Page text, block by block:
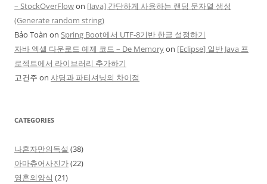
– StockOverFlowon [Java] 간단하게 사용하는 랜덤 문자열 생성
(Generate random string)
Bảo Toàn on Spring Boot에서 UTF-8기반 한글 설정하기
자바 엑셀 다운로드 예제 코드 – De Memoryon [Eclipse] 일반 Java 프
로젝트에서 라이브러리 추가하기
고건주 on 샤딩과 파티셔닝의 차이점
CATEGORIES
나혼자만의독설 (38)
아마츄어사진가(22)
영혼의양식 (21)